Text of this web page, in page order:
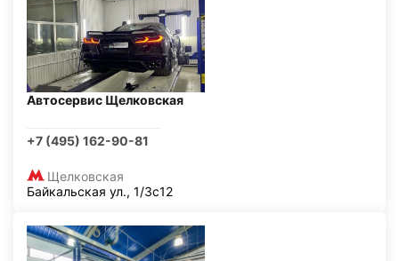
Автосервис Щелковская
+7 (495) 162-90-81
Щелковская
Байкальская ул., 1/3с12